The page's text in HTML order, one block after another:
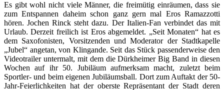
Es gibt wohl nicht viele Männer, die freimütig einräumen, dass sie
zum Entspannen daheim schon ganz gern mal Eros Ramazzotti
hören. Jochen Rinck steht dazu. Der Italien-Fan verbindet das mit
Urlaub. Derzeit freilich ist Eros abgemeldet. „Seit Monaten“ hat es
dem Saxofonisten, Vorsitzenden und Moderator der Stadtkapelle
„Jubel“ angetan, von Klingande. Seit das Stück passenderweise den
Videotrailer untermalt, mit dem die Dürkheimer Big Band in diesen
Wochen auf ihr 50. Jubiläum aufmerksam macht, zuletzt beim
Sportler- und beim eigenen Jubiläumsball. Dort zum Auftakt der 50-
Jahr-Feierlichkeiten hat der oberste Repräsentant der Stadt deren